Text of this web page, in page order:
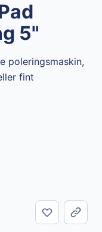
5"
poleringsmaskin,
fint
Del